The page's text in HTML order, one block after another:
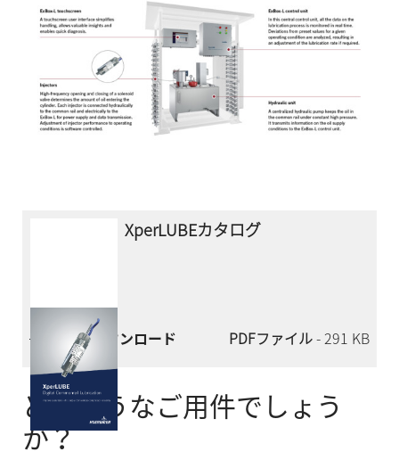
XperLUBEカタログ
今すぐダウンロード PDFファイル- 291 KB
どのようなご用件でしょう
か？